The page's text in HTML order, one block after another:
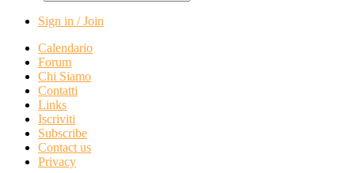
Sign in / Join
Calendario
Forum
Chi Siamo
Contatti
Links
Iscriviti
Subscribe
Contact us
Privacy